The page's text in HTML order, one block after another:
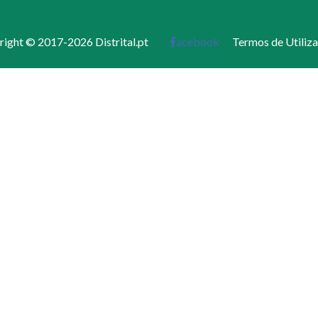
© 2017-2026 Distrital.pt acebook Termos de